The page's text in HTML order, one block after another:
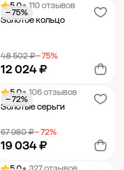
Добавить в корзину
5.0• 110 отзывов
Золотое кольцо
48 502 ₽− 75%
12 024 ₽
− 75%
Добавить в корзину
5.0• 106 отзывов
Золотые серьги
67 980 ₽− 72%
19 034 ₽
− 72%